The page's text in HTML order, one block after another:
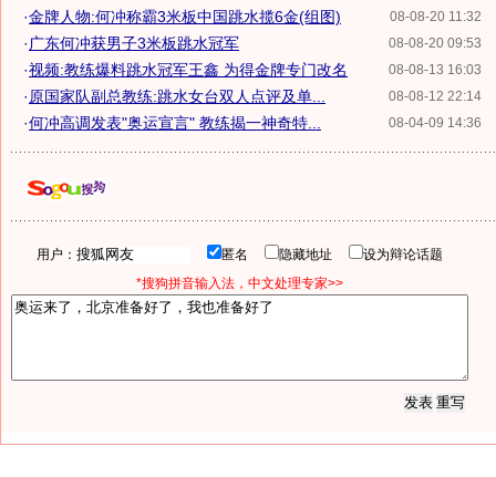
08-08-20 11:32
·金牌人物:何冲称霸3米板中国跳水揽6金(组图)
08-08-20 09:53
· 广东何冲获男子3米板跳水冠军
08-08-13 16:03
·视频:教练爆料跳水冠军王鑫 为得金牌专门改名
08-08-12 22:14
· 原国家队副总教练:跳水女台双人点评及单...
08-04-09 14:36
·何冲高调发表"奥运宣言" 教练揭一神奇特...
用户： 匿名 隐藏地址
设为辩论话题
*搜狗拼音输入法，中文处理专家>>